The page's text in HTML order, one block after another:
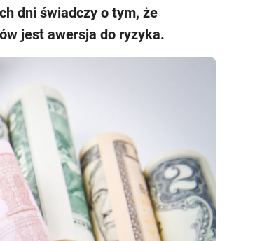
dni świadczy o tym, że
jest awersja do ryzyka.